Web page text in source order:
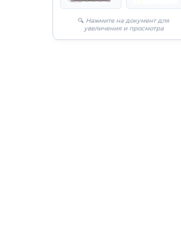
🔍 Нажмите на документ для
увеличения и просмотра